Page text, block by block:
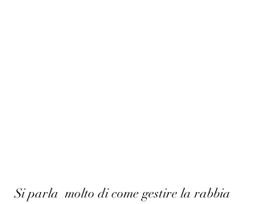
Si parla  molto di come gestire la rabbia